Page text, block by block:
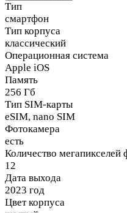
Тип
смартфон
Тип корпуса
классический
Операционная система
Apple iOS
Память
256 Гб
Тип SIM-карты
eSIM, nano SIM
Фотокамера
есть
Количество
12
Дата выхода
2023 год
Цвет корпуса